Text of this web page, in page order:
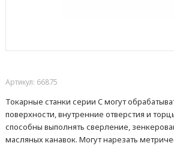
Артикул: 66875
Токарные станки серии C могут
поверхности, внутренние отверстия и
способны выполнять сверление,
масляных канавок. Могут нарезать